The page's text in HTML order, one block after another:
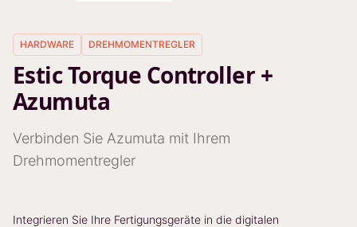
HARDWARE DREHMOMENTREGLER
Estic Torque Controller +
Azumuta
Verbinden Sie Azumuta mit Ihrem
Drehmomentregler
Integrieren Sie Ihre Fertigungsgeräte in die digitalen